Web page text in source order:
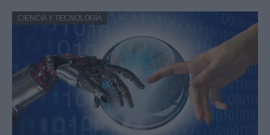
CIENCIA Y TECNOLOGÍA